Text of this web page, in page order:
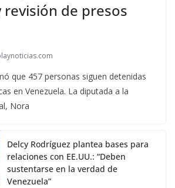
de presos
que 457 personas siguen detenidas
en Venezuela. La diputada a la
Nora
Delcy Rodríguez plantea bases para
relaciones con EE.UU.: “Deben
sustentarse en la verdad de
Venezuela”